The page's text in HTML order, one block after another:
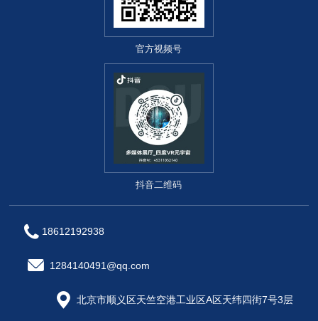
官方视频号
抖音二维码
18612192938
1284140491@qq.com
北京市顺义区天竺空港工业区A区天纬四街7号3层